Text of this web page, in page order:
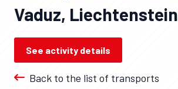
Vaduz, Liechtenstein
See activity details
Back to the list of transports